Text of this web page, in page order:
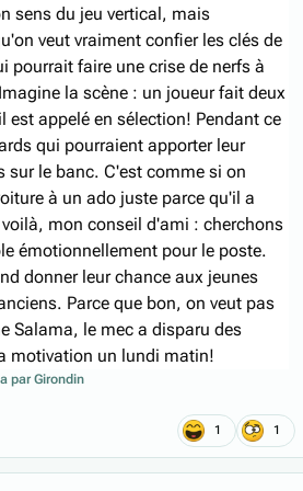
sens du jeu vertical, mais
veut vraiment confier les clés de
pourrait faire une crise de nerfs à
la scène : un joueur fait deux
est appelé en sélection! Pendant ce
qui pourraient apporter leur
sur le banc. C'est comme si on
à un ado juste parce qu'il a
mon conseil d'ami : cherchons
émotionnellement pour le poste.
donner leur chance aux jeunes
Parce que bon, on veut pas
Salama, le mec a disparu des
motivation un lundi matin!
par Girondin
1 1